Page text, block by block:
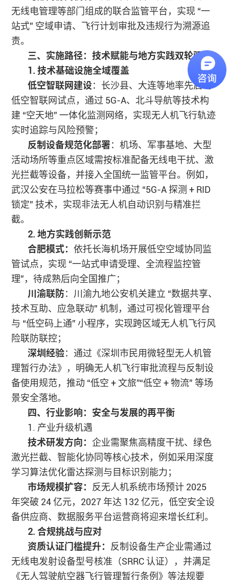
无线电管理等部门组成的联合监管平台，实现 “一
站式” 空域申请、飞行计划审批及违规行为溯源追
责。
三、实施路径：技术赋能与地方实践双轮驱动
1. 技术基础设施全域覆盖
低空智联网建设：长沙县、大连等地率先启动
低空智联网试点，通过 5G-A、北斗导航等技术构
建 “空天地” 一体化监测网络，实现无人机飞行轨迹
实时追踪与风险预警；
反制设备规范化部署：机场、军事基地、大型
活动场所等重点区域需按标准配备无线电干扰、激
光拦截等设备，并接入全国统一监管平台。例如，
武汉公安在马拉松等赛事中通过 “5G-A 探测 + RID
锁定” 技术，实现非法无人机自动识别与精准拦
截。
2. 地方实践创新示范
合肥模式：依托长海机场开展低空空域协同监
管试点，实现 “一站式申请受理、全流程监控管
理”，待成熟后向全国推广；
川渝联防：川渝九地公安机关建立 “数据共享、
技术互助、应急联动” 机制，通过可视化管理平台
与 “低空码上通” 小程序，实现跨区域无人机飞行风
险联防联控；
深圳经验：通过《深圳市民用微轻型无人机管
理暂行办法》，明确无人机飞行审批流程与反制设
备使用规范，推动 “低空 + 文旅”“低空 + 物流” 等场
景安全落地。
四、行业影响：安全与发展的再平衡
1. 产业升级机遇
技术研发方向： 企业需聚焦高精度干扰、绿色
激光拦截、智能化协同等核心技术，例如采用深度
学习算法优化雷达探测与目标识别能力；
市场规模扩容： 反无人机系统市场预计 2025
年突破 24 亿元，2027 年达 132 亿元，低空安全设
备供应商、数据服务平台运营商将迎来增长红利。
2. 合规挑战与应对
资质认证门槛提升： 反制设备生产企业需通过
无线电发射设备型号核准（SRRC 认证），并满足
《无人驾驶航空器飞行管理暂行条例》等法规要